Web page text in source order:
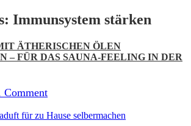
Immunsystem stärken
ÄTHERISCHEN ÖLEN
– FÜR DAS SAUNA-FEELING IN DER
Comment